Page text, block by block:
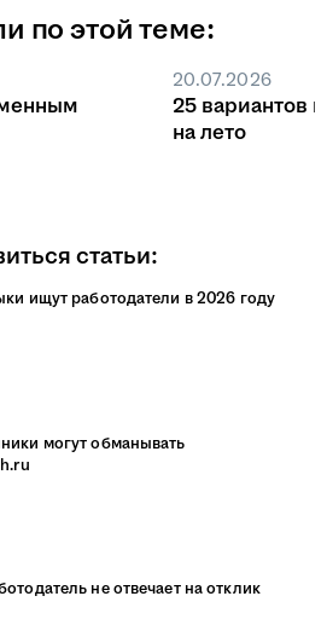
по этой теме:
20.07.2026
25 вариантов
на лето
статьи:
ищут работодатели в 2026 году
могут обманывать
не отвечает на отклик